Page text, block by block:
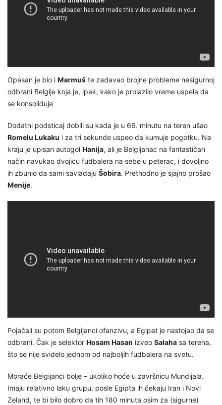
Opasan je bio i Marmuš te zadavao brojne probleme nesigurnoj
odbrani Belgije koja je, ipak, kako je prolazilo vreme uspela da
se konsoliduje
Dodatni podsticaj dobili su kada je u 66. minutu na teren ušao
Romelu Lukaku i za tri sekunde uspeo da kumuje pogotku. Na
kraju je upisan autogol Hanija, ali je Belgijanac na fantastičan
način navukao dvojicu fudbalera na sebe u peterac, i dovoljno
ih zbunio da sami savladaju Šobira. Prethodno je sjajno prošao
Menije.
Pojačali su potom Belgijanci ofanzivu, a Egipat je nastojao da se
odbrani. Čak je selektor Hosam Hasan izveo Salaha sa terena,
što se nije svidelo jednom od najboljih fudbalera na svetu.
Moraće Belgijanci bolje – ukoliko hoće u završnicu Mundijala.
Imaju relativno laku grupu, posle Egipta ih čekaju Iran i Novi
Zeland, te bi bilo dobro da tih 180 minuta osim za (sigurne)